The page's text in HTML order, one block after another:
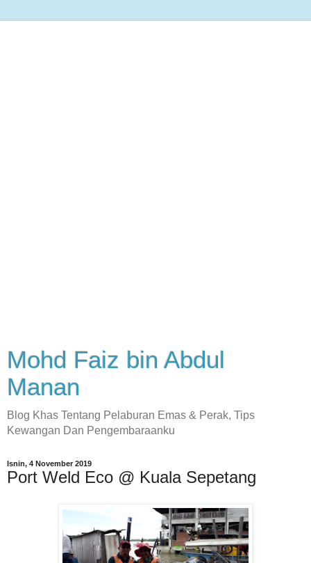
Mohd Faiz bin Abdul
Manan
Blog Khas Tentang Pelaburan Emas & Perak, Tips
Kewangan Dan Pengembaraanku
Isnin, 4 November 2019
Port Weld Eco @ Kuala Sepetang